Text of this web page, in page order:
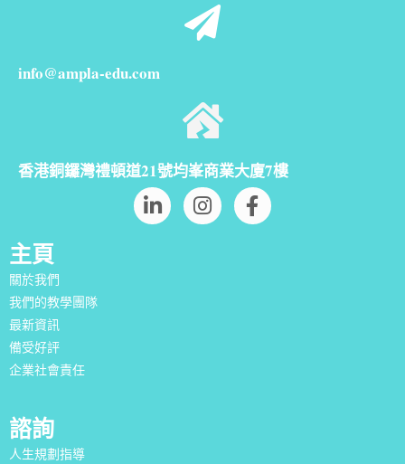
info@ampla-edu.com
香港銅鑼灣禮頓道21號均峯商業大廈7樓
主頁
關於我們
我們的教學團隊
最新資訊
備受好評
企業社會責任
諮詢
人生規劃指導